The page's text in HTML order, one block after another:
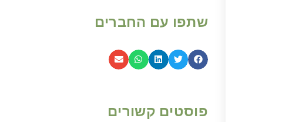
שתפו עם החברים
פוסטים קשורים